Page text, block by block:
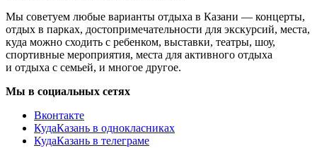
Мы советуем любые варианты отдыха в Казани — концерты,
отдых в парках, достопримечательности для экскурсий, места,
куда можно сходить с ребенком, выставки, театры, шоу,
спортивные мероприятия, места для активного отдыха
и отдыха с семьей, и многое другое.
Мы в социальных сетях
Вконтакте
КудаКазань в однокласниках
КудаКазань в телеграме